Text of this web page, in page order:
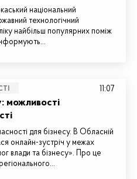
національний
технологічний
найбільш популярних поміж
можливості
для бізнесу. В Обласній
онлайн-зустріч у межах
влади та бізнесу». Про це
11:07